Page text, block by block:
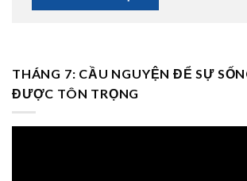
THÁNG 7: CẦU NGUYỆN ĐỂ SỰ
ĐƯỢC TÔN TRỌNG